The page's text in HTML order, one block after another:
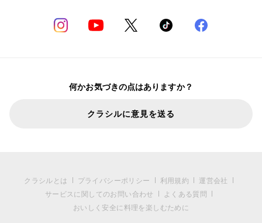
何かお気づきの点はありますか？
クラシルに意見を送る
クラシルとは プライバシーポリシー 利用規約
運営会社
サービスに関してのお問い合わせ
よくある質問
おいしく安全に料理を楽しむために